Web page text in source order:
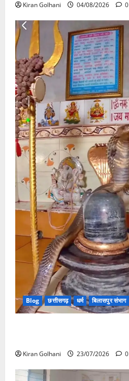
Kiran Golhani 04/08/2026 0
Blog छत्तीसगढ़ धर्म बिलासपुर संभाग
Kiran Golhani 23/07/2026 0